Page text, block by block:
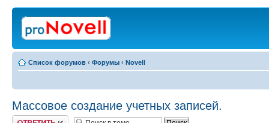
Список форумов ‹ Форумы ‹ Novell
Массовое создание учетных записей.
Ответить